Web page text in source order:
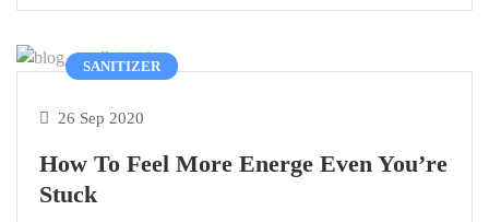
SANITIZER
26 Sep 2020
How To Feel More Energe Even You’re
Stuck